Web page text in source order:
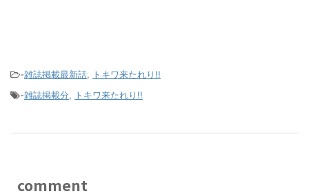
-雑誌掲載最新話, トキワ来たれり!!
-雑誌掲載分, トキワ来たれり!!
comment